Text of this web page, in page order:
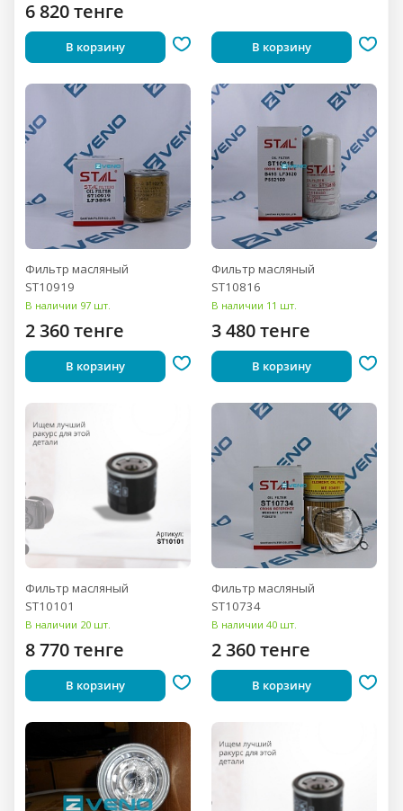
6 820 тенге
В корзину В корзину
Фильтр масляный
ST10919
В наличии 97 шт.
2 360 тенге
В корзину
Фильтр масляный
ST10816
В наличии 11 шт.
3 480 тенге
В корзину
Фильтр масляный
ST10101
В наличии 20 шт.
8 770 тенге
В корзину
Фильтр масляный
ST10734
В наличии 40 шт.
2 360 тенге
В корзину